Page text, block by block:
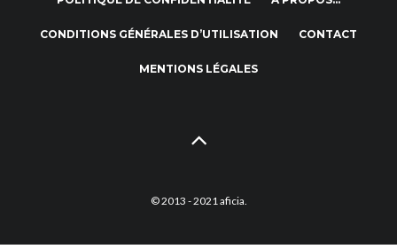
CONDITIONS GÉNÉRALES D’UTILISATION CONTACT
MENTIONS LÉGALES
© 2013 - 2021 aficia.